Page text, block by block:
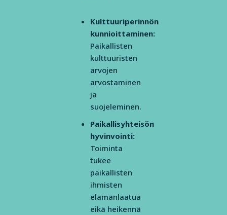
Kulttuuriperinnön
kunnioittaminen:
Paikallisten
kulttuuristen
arvojen
arvostaminen
ja
suojeleminen.
Paikallisyhteisön
hyvinvointi:
Toiminta
tukee
paikallisten
ihmisten
elämänlaatua
eikä heikennä